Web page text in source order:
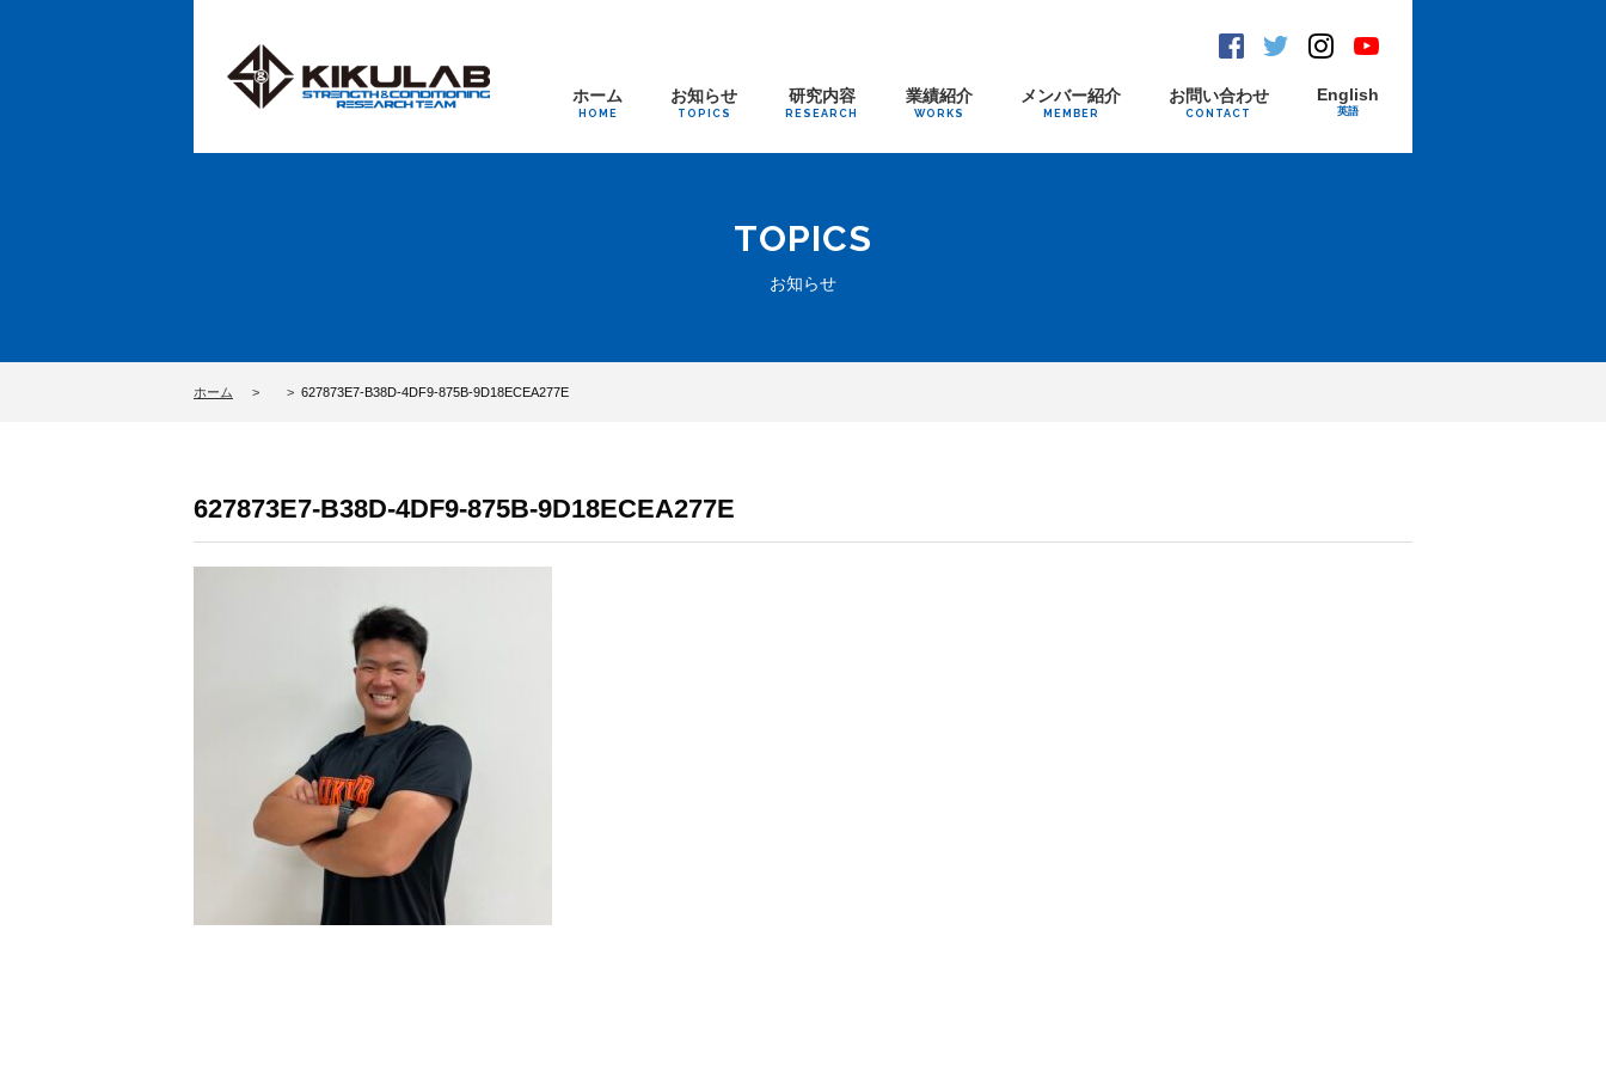
ホーム
HOME
お知らせ
TOPICS
研究内容
RESEARCH
業績紹介
WORKS
メンバー紹介
MEMBER
お問い合わせ
CONTACT
English
英語
Facebook
Twitter Instagram
TOPICS
お知らせ
ホーム 627873E7-B38D-4DF9-875B-9D18ECEA277E
627873E7-B38D-4DF9-875B-9D18ECEA277E